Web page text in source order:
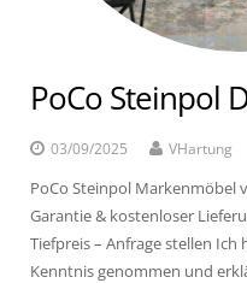
PoCo Steinpol
03/09/2025 VHartung
PoCo Steinpol Markenmöbel
Garantie & kostenloser
Tiefpreis – Anfrage stellen
Kenntnis genommen und